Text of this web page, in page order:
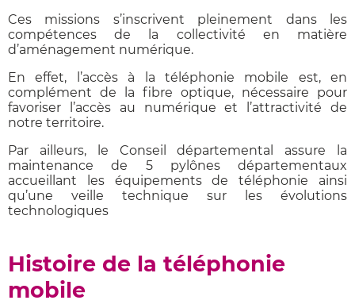
Ces missions s’inscrivent pleinement dans les
compétences de la collectivité en matière
d’aménagement numérique.
En effet, l’accès à la téléphonie mobile est, en
complément de la fibre optique, nécessaire pour
favoriser l’accès au numérique et l’attractivité de
notre territoire.
Par ailleurs, le Conseil départemental assure la
maintenance de 5 pylônes départementaux
accueillant les équipements de téléphonie ainsi
qu’une veille technique sur les évolutions
technologiques
Histoire de la téléphonie
mobile